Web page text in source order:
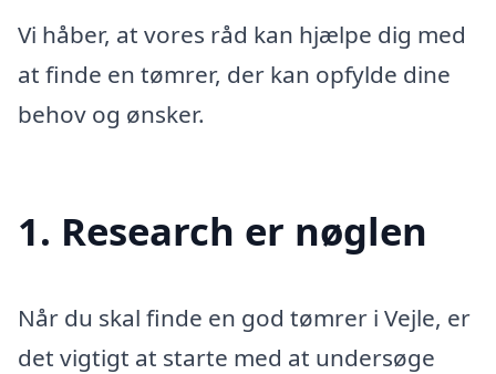
Vi håber, at vores råd kan hjælpe dig med
at finde en tømrer, der kan opfylde dine
behov og ønsker.
1. Research er nøglen
Når du skal finde en god tømrer i Vejle, er
det vigtigt at starte med at undersøge